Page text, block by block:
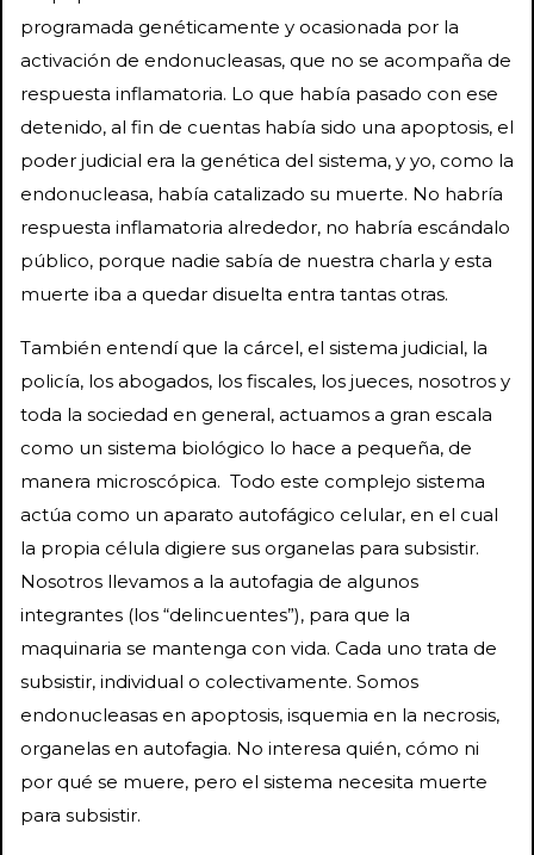
programada genéticamente y ocasionada por la
activación de endonucleasas, que no se acompaña de
respuesta inflamatoria. Lo que había pasado con ese
detenido, al fin de cuentas había sido una apoptosis, el
poder judicial era la genética del sistema, y yo, como la
endonucleasa, había catalizado su muerte. No habría
respuesta inflamatoria alrededor, no habría escándalo
público, porque nadie sabía de nuestra charla y esta
muerte iba a quedar disuelta entra tantas otras.
También entendí que la cárcel, el sistema judicial, la
policía, los abogados, los fiscales, los jueces, nosotros y
toda la sociedad en general, actuamos a gran escala
como un sistema biológico lo hace a pequeña, de
manera microscópica. Todo este complejo sistema
actúa como un aparato autofágico celular, en el cual
la propia célula digiere sus organelas para subsistir.
Nosotros llevamos a la autofagia de algunos
integrantes (los “delincuentes”), para que la
maquinaria se mantenga con vida. Cada uno trata de
subsistir, individual o colectivamente. Somos
endonucleasas en apoptosis, isquemia en la necrosis,
organelas en autofagia. No interesa quién, cómo ni
por qué se muere, pero el sistema necesita muerte
para subsistir.